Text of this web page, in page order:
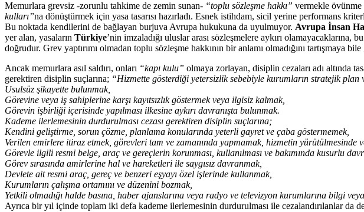
Memurlara grevsiz -zorunlu tahkime de zemin sunan- “toplu sözleşme hakkı” vermekle övünme
kulları”na dönüştürmek için yasa tasarısı hazırladı. Esnek istihdam, sicil yerine performans
Bu noktada kendilerini de bağlayan burjuva Avrupa hukukuna da uyulmuyor. Avrupa İnsan
yer alan, yasaların Türkiye’nin imzaladığı uluslar arası sözleşmelere aykırı
doğrudur. Grev yaptırımı olmadan toplu sözleşme hakkının bir anlamı olmadığını tartışmaya
Ancak memurlara asıl saldırı, onları “kapı kulu” olmaya zorlayan, disiplin cezaları adı altında
gerektiren disiplin suçlarına; “Hizmette gösterdiği yetersizlik sebebiyle kurumların stratejik
Usulsüz şikayette bulunmak,
Görevine veya iş sahiplerine karşı kayıtsızlık göstermek veya ilgisiz kalmak,
Görevin işbirliği içerisinde yapılması ilkesine aykırı davranışta bulunmak.
Kademe ilerlemesinin durdurulması cezası gerektiren disiplin suçlarına;
Kendini geliştirme, sorun çözme, planlama konularında yeterli gayret ve çaba göstermemek,
Verilen emirlere itiraz etmek, görevleri tam ve zamanında yapmamak, hizmetin
Görevle ilgili resmi belge, araç ve gereçlerin korunması, kullanılması ve bakımında kusurlu
Görev sırasında amirlerine hal ve hareketleri ile saygısız davranmak,
Devlete ait resmi araç, gereç ve benzeri eşyayı özel işlerinde kullanmak,
Kurumların çalışma ortamını ve düzenini bozmak,
Yetkili olmadığı halde basına, haber ajanslarına veya radyo ve televizyon kurumlarına bilgi
Ayrıca bir yıl içinde toplam iki defa kademe ilerlemesinin durdurulması ile cezalandırılanlar da